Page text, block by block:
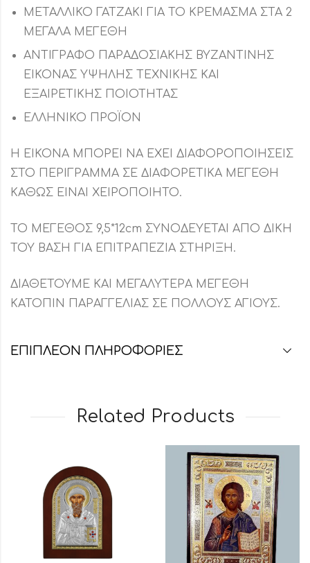
ΜΕΤΑΛΛΙΚΟ ΓΑΤΖΑΚΙ ΓΙΑ ΤΟ ΚΡΕΜΑΣΜΑ ΣΤΑ 2
ΜΕΓΑΛΑ ΜΕΓΕΘΗ
ΑΝΤΙΓΡΑΦΟ ΠΑΡΑΔΟΣΙΑΚΗΣ ΒΥΖΑΝΤΙΝΗΣ
ΕΙΚΟΝΑΣ ΥΨΗΛΗΣ ΤΕΧΝΙΚΗΣ ΚΑΙ
ΕΞΑΙΡΕΤΙΚΗΣ ΠΟΙΟΤΗΤΑΣ
ΕΛΛΗΝΙΚΟ ΠΡΟΪΟΝ
Η ΕΙΚΟΝΑ ΜΠΟΡΕΙ ΝΑ ΕΧΕΙ ΔΙΑΦΟΡΟΠΟΙΗΣΕΙΣ
ΣΤΟ ΠΕΡΙΓΡΑΜΜΑ ΣΕ ΔΙΑΦΟΡΕΤΙΚΑ ΜΕΓΕΘΗ
ΚΑΘΩΣ ΕΙΝΑΙ ΧΕΙΡΟΠΟΙΗΤΟ.
ΤΟ ΜΕΓΕΘΟΣ 9,5*12cm ΣΥΝΟΔΕΥΕΤΑΙ ΑΠΟ ΔΙΚΗ
ΤΟΥ ΒΑΣΗ ΓΙΑ ΕΠΙΤΡΑΠΕΖΙΑ ΣΤΗΡΙΞΗ.
ΔΙΑΘΕΤΟΥΜΕ ΚΑΙ ΜΕΓΑΛΥΤΕΡΑ ΜΕΓΕΘΗ
ΚΑΤΟΠΙΝ ΠΑΡΑΓΓΕΛΙΑΣ ΣΕ ΠΟΛΛΟΥΣ ΑΓΙΟΥΣ.
ΕΠΙΠΛΈΟΝ ΠΛΗΡΟΦΟΡΊΕΣ
Related Products